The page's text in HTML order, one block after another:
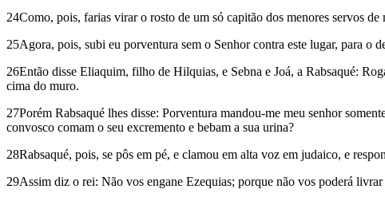
24Como, pois, farias virar o rosto de um só capitão dos menores servos
25Agora, pois, subi eu porventura sem o Senhor contra este lugar, para o
26Então disse Eliaquim, filho de Hilquias, e Sebna e Joá, a Rabsaqué:
cima do muro.
27Porém Rabsaqué lhes disse: Porventura mandou-me meu senhor
convosco comam o seu excremento e bebam a sua urina?
28Rabsaqué, pois, se pôs em pé, e clamou em alta voz em judaico, e
29Assim diz o rei: Não vos engane Ezequias; porque não vos poderá livrar